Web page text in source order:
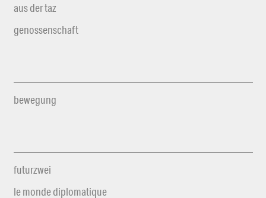
aus der taz
genossenschaft
bewegung
futurzwei
le monde diplomatique